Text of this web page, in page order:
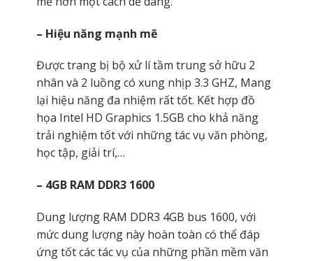
– Hiệu năng mạnh mẽ
Được trang bị bộ xử lí tầm trung sở hữu 2
nhân và 2 luồng có xung nhịp 3.3 GHZ, Mang
lại hiệu năng đa nhiệm rất tốt. Kết hợp đồ
họa Intel HD Graphics 1.5GB cho khả năng
trải nghiệm tốt với những tác vụ văn phòng,
học tập, giải trí,…
– 4GB RAM DDR3 1600
Dung lượng RAM DDR3 4GB bus 1600, với
mức dung lượng này hoàn toàn có thể đáp
ứng tốt các tác vụ của những phần mềm văn